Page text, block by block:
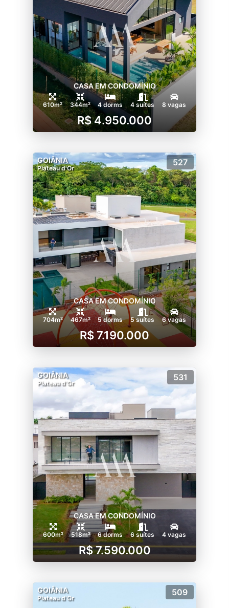
CASA EM CONDOMÍNIO
610m² 344m² 4 dorms 4 suítes 8 vagas
R$ 4.950.000
GOIÂNIA
Plateau d'Or
527
CASA EM CONDOMÍNIO
704m² 467m² 5 dorms 5 suítes 6 vagas
R$ 7.190.000
GOIÂNIA
Plateau d'Or
531
CASA EM CONDOMÍNIO
600m² 518m² 6 dorms 6 suítes 4 vagas
R$ 7.590.000
GOIÂNIA
Plateau d'Or
509